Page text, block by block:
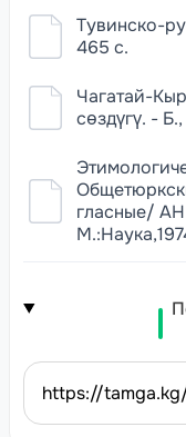
Тувинско-
465 с.
Чагатай-
сөздүгү. -
гласные/
https://